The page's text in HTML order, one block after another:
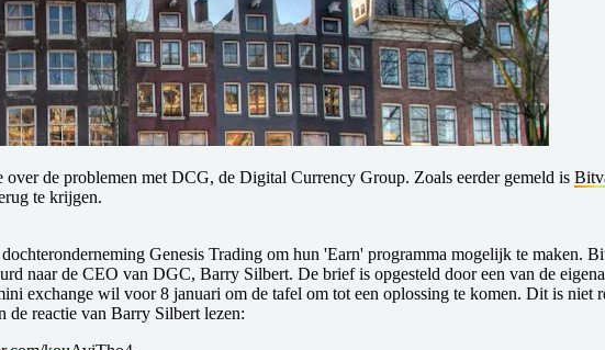
de problemen met DCG, de Digital Currency Group. Zoals eerder gemeld is
te krijgen.
Genesis Trading om hun 'Earn' programma mogelijk te maken.
naar de CEO van DGC, Barry Silbert. D e brief is opgesteld door een van de
exchange wil voor 8 januari om de tafel om tot een oplossing te komen. Dit is niet
de reactie van Barry Silbert lezen: